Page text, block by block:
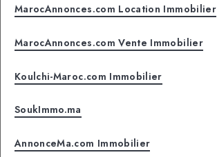
MarocAnnonces.com Location Immobilier
MarocAnnonces.com Vente Immobilier
Koulchi-Maroc.com Immobilier
SoukImmo.ma
AnnonceMa.com Immobilier